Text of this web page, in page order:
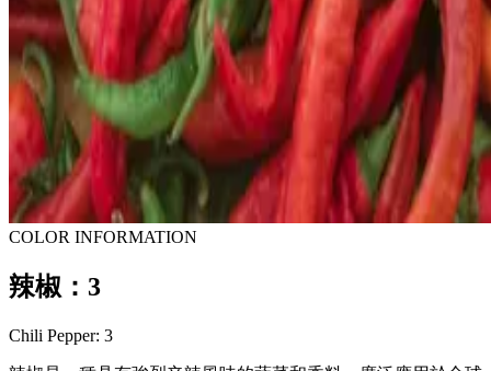
COLOR INFORMATION
辣椒：3
Chili Pepper: 3